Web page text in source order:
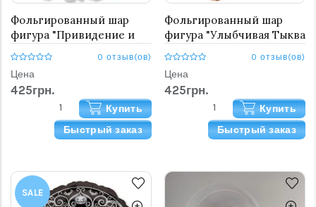
Фольгированный шар
фигура "Привидение и
тыква"
0 отзыв(ов)
Цена
425грн.
Купить
Быстрый заказ
Фольгированный шар
фигура "Улыбчивая Тыква
и Привидение"
0 отзыв(ов)
Цена
425грн.
Купить
Быстрый заказ
SALE